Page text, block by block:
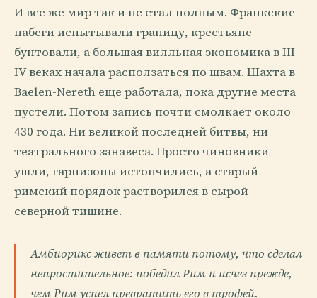
И все же мир так и не стал полным. Франкские
набеги испытывали границу, крестьяне
бунтовали, а большая вилльная экономика в III-
IV веках начала расползаться по швам. Шахта в
Baelen-Nereth еще работала, пока другие места
пустели. Потом запись почти смолкает около
430 года. Ни великой последней битвы, ни
театрального занавеса. Просто чиновники
ушли, гарнизоны истончились, а старый
римский порядок растворился в сырой
северной тишине.
Амбиорикс живет в памяти потому, что сделал
непростительное: победил Рим и исчез прежде,
чем Рим успел превратить его в трофей.